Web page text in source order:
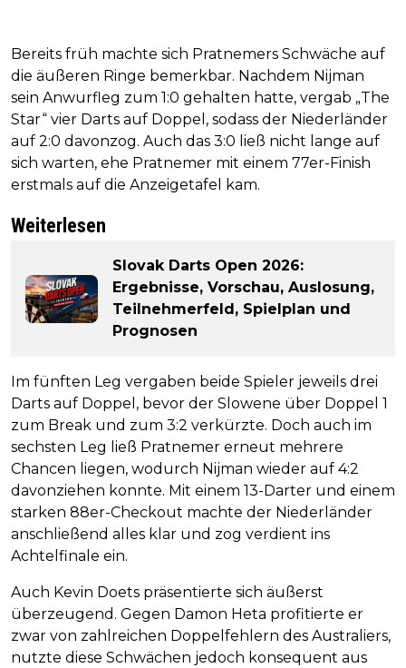
Bereits früh machte sich Pratnemers Schwäche auf
die äußeren Ringe bemerkbar. Nachdem Nijman
sein Anwurfleg zum 1:0 gehalten hatte, vergab „The
Star“ vier Darts auf Doppel, sodass der Niederländer
auf 2:0 davonzog. Auch das 3:0 ließ nicht lange auf
sich warten, ehe Pratnemer mit einem 77er-Finish
erstmals auf die Anzeigetafel kam.
Weiterlesen
Slovak Darts Open 2026:
Ergebnisse, Vorschau, Auslosung,
Teilnehmerfeld, Spielplan und
Prognosen
Im fünften Leg vergaben beide Spieler jeweils drei
Darts auf Doppel, bevor der Slowene über Doppel 1
zum Break und zum 3:2 verkürzte. Doch auch im
sechsten Leg ließ Pratnemer erneut mehrere
Chancen liegen, wodurch Nijman wieder auf 4:2
davonziehen konnte. Mit einem 13-Darter und einem
starken 88er-Checkout machte der Niederländer
anschließend alles klar und zog verdient ins
Achtelfinale ein.
Auch Kevin Doets präsentierte sich äußerst
überzeugend. Gegen Damon Heta profitierte er
zwar von zahlreichen Doppelfehlern des Australiers,
nutzte diese Schwächen jedoch konsequent aus